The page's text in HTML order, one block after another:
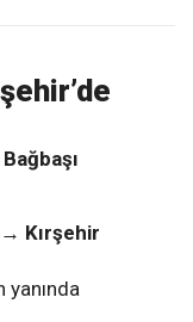
Bağbaşı
→ Kırşehir